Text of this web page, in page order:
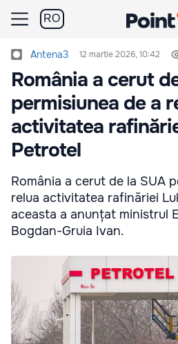
RO
Antena3 12 martie 2026, 10:42
România a cerut
permisiunea de a
activitatea
Petrotel
România a cerut de la SUA
relua activitatea rafinăriei
aceasta a anunțat ministrul
Bogdan-Gruia Ivan.